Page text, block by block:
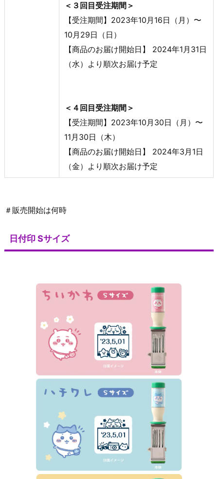
＜３回目受注期間＞
【受注期間】2023年10月16日（月）〜
10月29日（日）
【商品のお届け開始日】 2024年1月31日
（水）より順次お届け予定
＜４回目受注期間＞
【受注期間】2023年10月30日（月）〜
11月30日（木）
【商品のお届け開始日】 2024年3月1日
（金）より順次お届け予定
＃販売開始は何時
日付印 Sサイズ